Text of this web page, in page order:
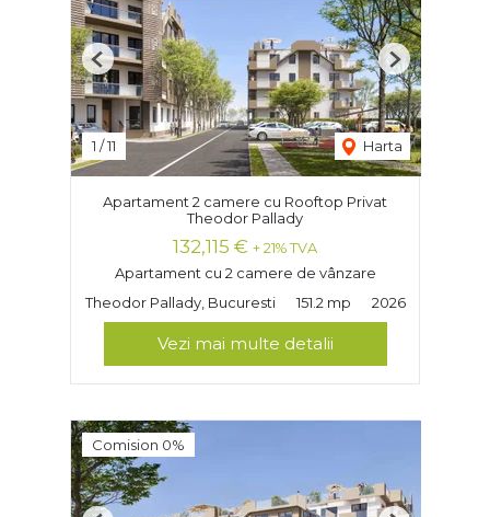
1 /11 Harta
Previous Next
Apartament 2 camere cu Rooftop Privat
Theodor Pallady
132,115 € + 21% TVA
Apartament cu 2 camere de vânzare
Theodor Pallady, Bucuresti
151.2 mp 2026
Vezi mai multe detalii
Comision 0%